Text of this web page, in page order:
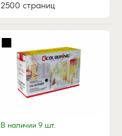
2500 страниц
В наличии 9 шт.